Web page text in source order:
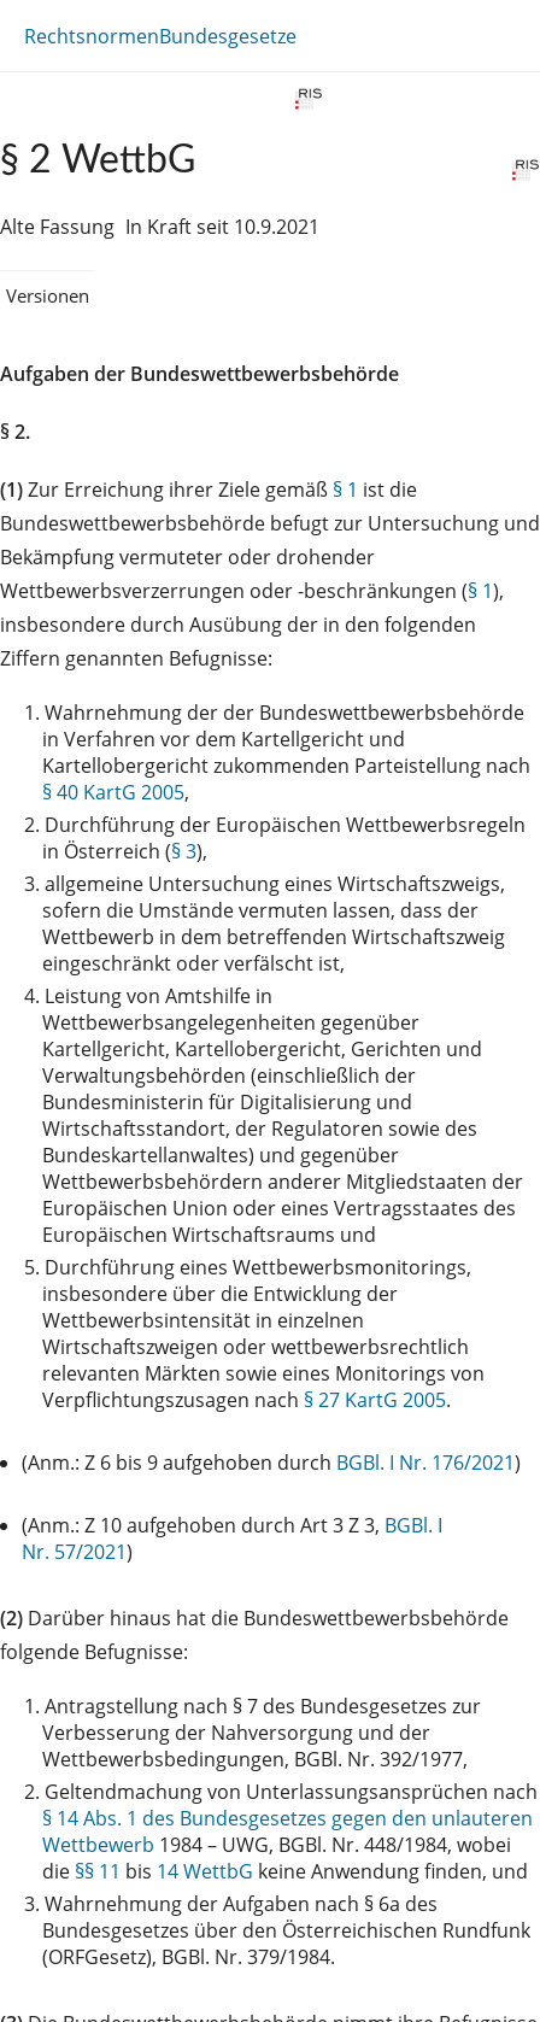
RechtsnormenBundesgesetze
§ 2 WettbG
Alte Fassung In Kraft seit 10.9.2021
Versionen
Aufgaben der Bundeswettbewerbsbehörde
§ 2.
(1)Zur Erreichung ihrer Ziele gemäß § 1 ist die
Bundeswettbewerbsbehörde befugt zur Untersuchung und
Bekämpfung vermuteter oder drohender
Wettbewerbsverzerrungen oder -beschränkungen (§ 1),
insbesondere durch Ausübung der in den folgenden
Ziffern genannten Befugnisse:
1. Wahrnehmung der der Bundeswettbewerbsbehörde
in Verfahren vor dem Kartellgericht und
Kartellobergericht zukommenden Parteistellung nach
§ 40 KartG 2005,
2. Durchführung der Europäischen Wettbewerbsregeln
in Österreich (§ 3),
3. allgemeine Untersuchung eines Wirtschaftszweigs,
sofern die Umstände vermuten lassen, dass der
Wettbewerb in dem betreffenden Wirtschaftszweig
eingeschränkt oder verfälscht ist,
4. Leistung von Amtshilfe in
Wettbewerbsangelegenheiten gegenüber
Kartellgericht, Kartellobergericht, Gerichten und
Verwaltungsbehörden (einschließlich der
Bundesministerin für Digitalisierung und
Wirtschaftsstandort, der Regulatoren sowie des
Bundeskartellanwaltes) und gegenüber
Wettbewerbsbehördern anderer Mitgliedstaaten der
Europäischen Union oder eines Vertragsstaates des
Europäischen Wirtschaftsraums und
5. Durchführung eines Wettbewerbsmonitorings,
insbesondere über die Entwicklung der
Wettbewerbsintensität in einzelnen
Wirtschaftszweigen oder wettbewerbsrechtlich
relevanten Märkten sowie eines Monitorings von
Verpflichtungszusagen nach § 27 KartG 2005.
(Anm.: Z 6 bis 9 aufgehoben durch BGBl. I Nr. 176/2021)
(Anm.: Z 10 aufgehoben durch Art 3 Z 3, BGBl. I
Nr. 57/2021)
(2) Darüber hinaus hat die Bundeswettbewerbsbehörde
folgende Befugnisse:
1. Antragstellung nach § 7 des Bundesgesetzes zur
Verbesserung der Nahversorgung und der
Wettbewerbsbedingungen, BGBl. Nr. 392/1977,
2. Geltendmachung von Unterlassungsansprüchen nach
§ 14 Abs. 1 des Bundesgesetzes gegen den unlauteren
Wettbewerb 1984 – UWG, BGBl. Nr. 448/1984, wobei
die §§ 11 bis 14 WettbG keine Anwendung finden, und
3. Wahrnehmung der Aufgaben nach § 6a des
Bundesgesetzes über den Österreichischen Rundfunk
(ORFGesetz), BGBl. Nr. 379/1984.